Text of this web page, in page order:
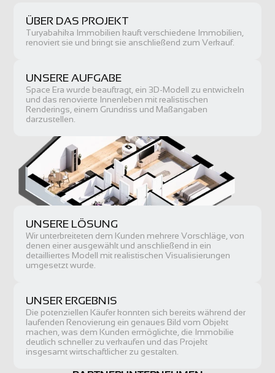
ÜBER DAS PROJEKT
Turyabahika Immobilien kauft verschiedene Immobilien,
renoviert sie und bringt sie anschließend zum Verkauf.
UNSERE AUFGABE
Space Era wurde beauftragt, ein 3D-Modell zu entwickeln
und das renovierte Innenleben mit realistischen
Renderings, einem Grundriss und Maßangaben
darzustellen.
UNSERE LÖSUNG
Wir unterbreiteten dem Kunden mehrere Vorschläge, von
denen einer ausgewählt und anschließend in ein
detailliertes Modell mit realistischen Visualisierungen
umgesetzt wurde.
UNSER ERGEBNIS
Die potenziellen Käufer konnten sich bereits während der
laufenden Renovierung ein genaues Bild vom Objekt
machen, was dem Kunden ermöglichte, die Immobilie
deutlich schneller zu verkaufen und das Projekt
insgesamt wirtschaftlicher zu gestalten.